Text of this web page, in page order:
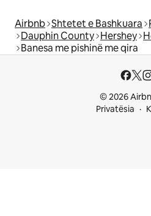
Airbnb Shtetet e Bashkuara
Dauphin County Hershey
Banesa me pishinë me qira
© 2026
Privatësia